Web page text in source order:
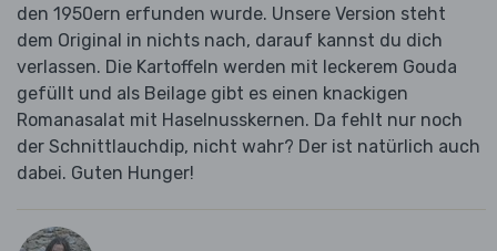
den 1950ern erfunden wurde. Unsere Version steht
dem Original in nichts nach, darauf kannst du dich
verlassen. Die Kartoffeln werden mit leckerem Gouda
gefüllt und als Beilage gibt es einen knackigen
Romanasalat mit Haselnusskernen. Da fehlt nur noch
der Schnittlauchdip, nicht wahr? Der ist natürlich auch
dabei. Guten Hunger!